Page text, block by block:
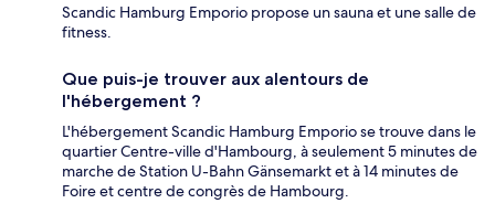
Scandic Hamburg Emporio propose un sauna et une salle de
fitness.
Que puis-je trouver aux alentours de
l'hébergement ?
L'hébergement Scandic Hamburg Emporio se trouve dans le
quartier Centre-ville d'Hambourg, à seulement 5 minutes de
marche de Station U-Bahn Gänsemarkt et à 14 minutes de
Foire et centre de congrès de Hambourg.